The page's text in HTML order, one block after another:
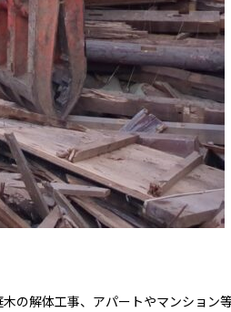
の解体工事、アパートやマンション